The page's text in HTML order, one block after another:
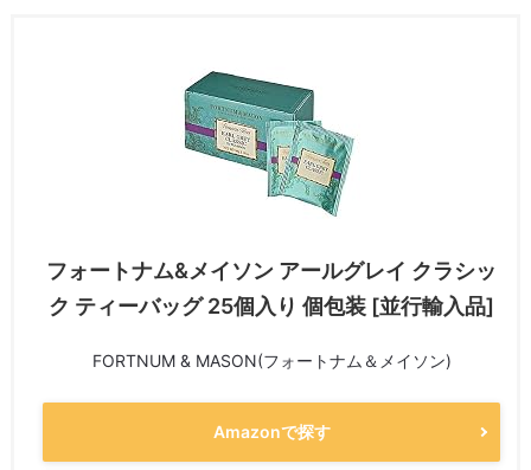
フォートナム&メイソン アールグレイ クラシッ
ク ティーバッグ 25個入り 個包装 [並行輸入品]
FORTNUM & MASON(フォートナム＆メイソン)
Amazonで探す